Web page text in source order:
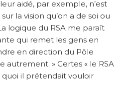
aidé, par exemple, n’est
la vision qu’on a de soi ou
logique du RSA me paraît
qui remet les gens en
en direction du Pôle
autrement. » Certes « le RSA
quoi il prétendait vouloir